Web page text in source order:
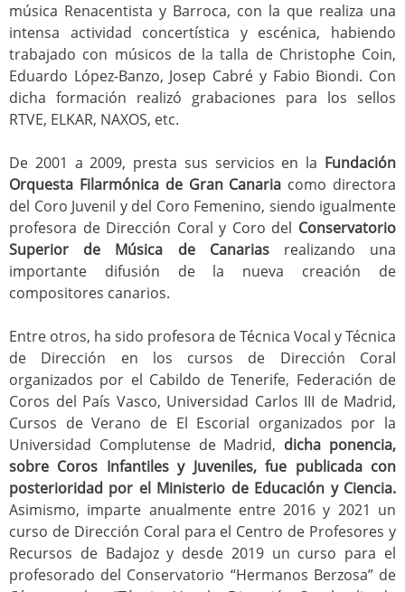
música Renacentista y Barroca, con la que realiza una
intensa actividad concertística y escénica, habiendo
trabajado con músicos de la talla de Christophe Coin,
Eduardo López-Banzo, Josep Cabré y Fabio Biondi. Con
dicha formación realizó grabaciones para los sellos
RTVE, ELKAR, NAXOS, etc.
De 2001 a 2009, presta sus servicios en la Fundación
Orquesta Filarmónica de Gran Canaria como directora
del Coro Juvenil y del Coro Femenino, siendo igualmente
profesora de Dirección Coral y Coro del Conservatorio
Superior de Música de Canariasrealizando una
importante difusión de la nueva creación de
compositores canarios.
Entre otros, ha sido profesora de Técnica Vocal y Técnica
de Dirección en los cursos de Dirección Coral
organizados por el Cabildo de Tenerife, Federación de
Coros del País Vasco, Universidad Carlos III de Madrid,
Cursos de Verano de El Escorial organizados por la
Universidad Complutense de Madrid, dicha ponencia,
sobre Coros Infantiles y Juveniles, fue publicada con
posterioridad por el Ministerio de Educación y Ciencia.
Asimismo, imparte anualmente entre 2016 y 2021 un
curso de Dirección Coral para el Centro de Profesores y
Recursos de Badajoz y desde 2019 un curso para el
profesorado del Conservatorio “Hermanos Berzosa” de